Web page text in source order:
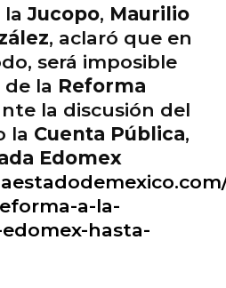
laJucopo, Maurilio
, aclaró que en
será imposible
la Reforma
la discusión del
la Cuenta Pública,
Edomex
a-la-
hasta-